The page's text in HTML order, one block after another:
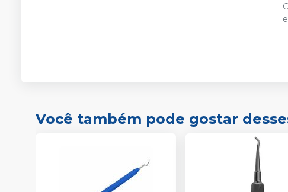
Você também pode gostar